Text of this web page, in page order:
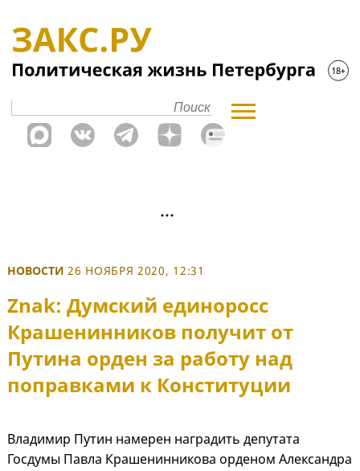
НОВОСТИ 26 НОЯБРЯ 2020, 12:31
Znak: Думский единоросс
Крашенинников получит от
Путина орден за работу над
поправками к Конституции
Владимир Путин намерен наградить депутата
Госдумы Павла Крашенинникова орденом Александра